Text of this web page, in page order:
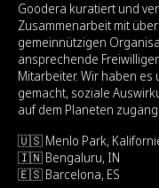
Goodera kuratiert und
Zusammenarbeit mit
gemeinnützigen
ansprechende
Mitarbeiter. Wir haben es
gemacht, soziale
auf dem Planeten
🇺🇸 Menlo Park,
🇮🇳 Bengaluru, IN
🇪🇸 Barcelona, ES